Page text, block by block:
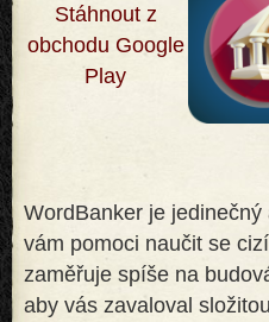
Stáhnout z
obchodu Google
Play
WordBanker je
vám pomoci naučit se
zaměřuje spíše na
aby vás zavaloval